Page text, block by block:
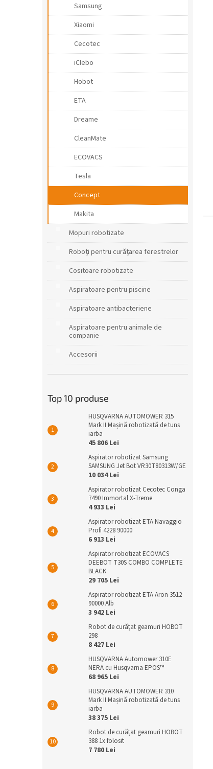
Samsung
Xiaomi
Cecotec
iClebo
Hobot
ETA
Dreame
CleanMate
ECOVACS
Tesla
Concept
Makita
Mopuri robotizate
Roboți pentru curățarea ferestrelor
Cositoare robotizate
Aspiratoare pentru piscine
Aspiratoare antibacteriene
Aspiratoare pentru animale de
companie
Accesorii
Top 10 produse
HUSQVARNA AUTOMOWER 315
Mark II Mașină robotizată de tuns
iarba
45 806 Lei
Aspirator robotizat Samsung
SAMSUNG Jet Bot VR30T80313W/GE
10 034 Lei
Aspirator robotizat Cecotec Conga
7490 Immortal X-Treme
4 933 Lei
Aspirator robotizat ETA Navaggio
Profi 4228 90000
6 913 Lei
Aspirator robotizat ECOVACS
DEEBOT T30S COMBO COMPLETE
BLACK
29 705 Lei
Aspirator robotizat ETA Aron 3512
90000 Alb
3 942 Lei
Robot de curățat geamuri HOBOT
298
8 427 Lei
HUSQVARNA Automower 310E
NERA cu Husqvarna EPOS™
68 965 Lei
HUSQVARNA AUTOMOWER 310
Mark II Mașină robotizată de tuns
iarba
38 375 Lei
Robot de curățat geamuri HOBOT
388 1x folosit
7 780 Lei